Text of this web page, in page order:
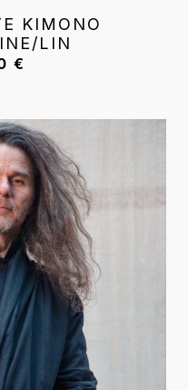
KIMONO
LIN
€